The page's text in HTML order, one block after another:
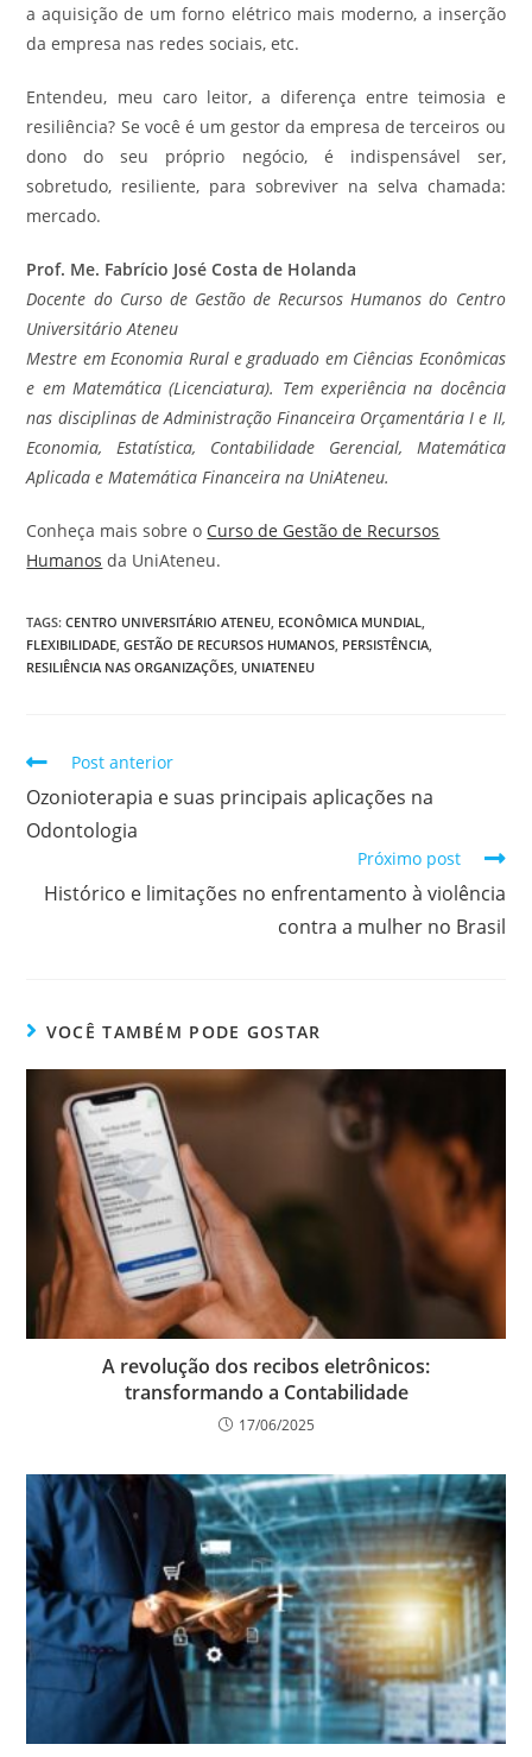
a aquisição de um forno elétrico mais moderno, a inserção
da empresa nas redes sociais, etc.
Entendeu, meu caro leitor, a diferença entre teimosia e
resiliência? Se você é um gestor da empresa de terceiros ou
dono do seu próprio negócio, é indispensável ser,
sobretudo, resiliente, para sobreviver na selva chamada:
mercado.
Prof. Me. Fabrício José Costa de Holanda
Docente do Curso de Gestão de Recursos Humanos do Centro
Universitário Ateneu
Mestre em Economia Rural e graduado em Ciências Econômicas
e em Matemática (Licenciatura). Tem experiência na docência
nas disciplinas de Administração Financeira Orçamentária I e II,
Economia, Estatística, Contabilidade Gerencial, Matemática
Aplicada e Matemática Financeira na UniAteneu.
Conheça mais sobre o Curso de Gestão de Recursos
Humanos da UniAteneu.
TAGS:CENTRO UNIVERSITÁRIO ATENEU ECONÔMICA MUNDIAL
FLEXIBILIDADE GESTÃO DE RECURSOS HUMANOS PERSISTÊNCIA
RESILIÊNCIA NAS ORGANIZAÇÕES UNIATENEU
Post anterior
Ozonioterapia e suas principais aplicações na
Odontologia
Próximo post
Histórico e limitações no enfrentamento à violência
contra a mulher no Brasil
VOCÊ TAMBÉM PODE GOSTAR
A revolução dos recibos eletrônicos:
transformando a Contabilidade
17/06/2025